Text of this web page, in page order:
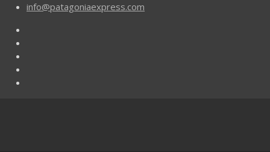
info@patagoniaexpress.com